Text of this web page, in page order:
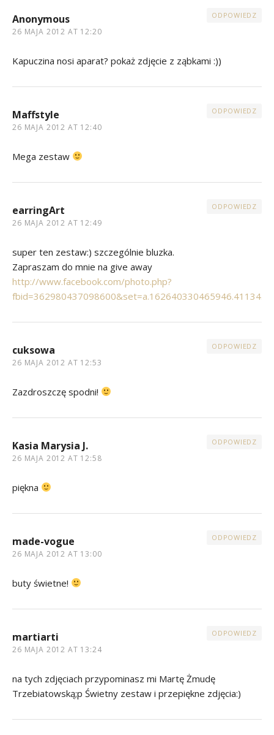
Anonymous
26 MAJA 2012 AT 12:20
ODPOWIEDZ
Kapuczina nosi aparat? pokaż zdjęcie z ząbkami :))
Maffstyle
26 MAJA 2012 AT 12:40
ODPOWIEDZ
Mega zestaw
earringArt
26 MAJA 2012 AT 12:49
ODPOWIEDZ
super ten zestaw:) szczególnie bluzka.
Zapraszam do mnie na give away
http://www.facebook.com/photo.php?
cuksowa
26 MAJA 2012 AT 12:53
ODPOWIEDZ
Zazdroszczę spodni!
Kasia Marysia J.
26 MAJA 2012 AT 12:58
ODPOWIEDZ
piękna
made-vogue
26 MAJA 2012 AT 13:00
ODPOWIEDZ
buty świetne!
martiarti
26 MAJA 2012 AT 13:24
ODPOWIEDZ
na tych zdjęciach przypominasz mi Martę Żmudę
Trzebiatowską;p Świetny zestaw i przepiękne zdjęcia:)